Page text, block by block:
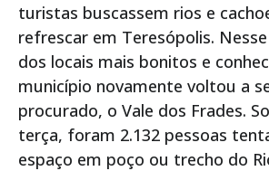
turistas buscassem rios e
refrescar em Teresópolis.
dos locais mais bonitos e
município novamente voltou a
procurado, o Vale dos Frades.
terça, foram 2.132 pessoas
espaço em poço ou trecho do